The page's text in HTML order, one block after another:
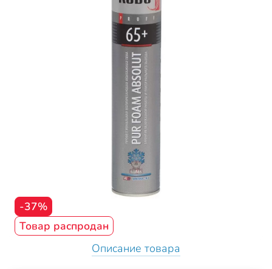
-37%
Товар распродан
Описание товара